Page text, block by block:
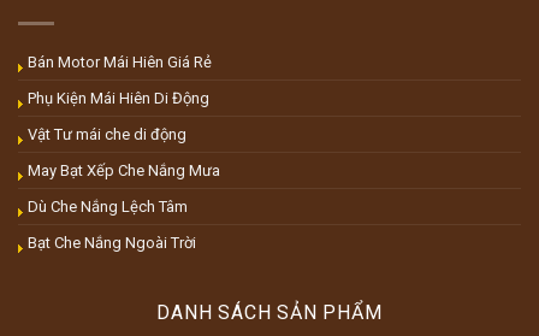
Bán Motor Mái Hiên Giá Rẻ
Phụ Kiện Mái Hiên Di Động
Vật Tư mái che di động
May Bạt Xếp Che Nắng Mưa
Dù Che Nắng Lệch Tâm
Bạt Che Nắng Ngoài Trời
DANH SÁCH SẢN PHẨM